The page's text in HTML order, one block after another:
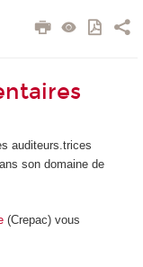
auditeurs.trices
son domaine de
(Crepac) vous